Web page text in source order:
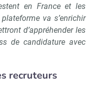
en France et les
va s’enrichir
d’appréhender les
de candidature avec
recruteurs